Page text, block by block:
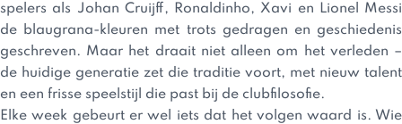
spelers als Johan Cruijff, Ronaldinho, Xavi en Lionel Messi
de blaugrana-kleuren met trots gedragen en geschiedenis
geschreven. Maar het draait niet alleen om het verleden –
de huidige generatie zet die traditie voort, met nieuw talent
en een frisse speelstijl die past bij de clubfilosofie.
Elke week gebeurt er wel iets dat het volgen waard is. Wie